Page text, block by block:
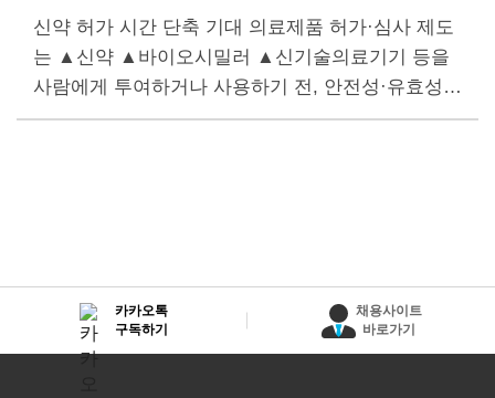
신약 허가 시간 단축 기대 의료제품 허가·심사 제도
는 ▲신약 ▲바이오시밀러 ▲신기술의료기기 등을
사람에게 투여하거나 사용하기 전, 안전성·유효성·
품질 등에 관한 자료를 제출해 식품의약품안전처(이
카카오톡
구독하기
채용사이트
바로가기